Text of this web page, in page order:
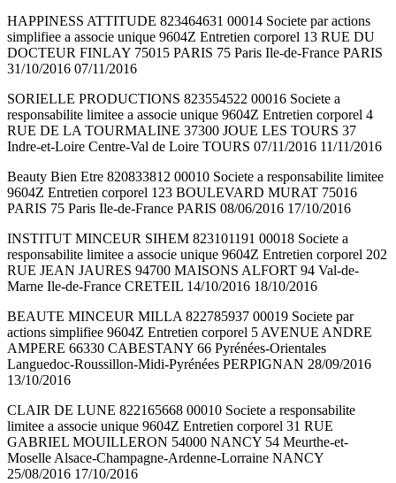
HAPPINESS ATTITUDE 823464631 00014 Societe par actions
simplifiee a associe unique 9604Z Entretien corporel 13 RUE DU
DOCTEUR FINLAY 75015 PARIS 75 Paris Ile-de-France PARIS
31/10/2016 07/11/2016
SORIELLE PRODUCTIONS 823554522 00016 Societe a
responsabilite limitee a associe unique 9604Z Entretien corporel 4
RUE DE LA TOURMALINE 37300 JOUE LES TOURS 37
Indre-et-Loire Centre-Val de Loire TOURS 07/11/2016 11/11/2016
Beauty Bien Etre 820833812 00010 Societe a responsabilite limitee
9604Z Entretien corporel 123 BOULEVARD MURAT 75016
PARIS 75 Paris Ile-de-France PARIS 08/06/2016 17/10/2016
INSTITUT MINCEUR SIHEM 823101191 00018 Societe a
responsabilite limitee a associe unique 9604Z Entretien corporel 202
RUE JEAN JAURES 94700 MAISONS ALFORT 94 Val-de-
Marne Ile-de-France CRETEIL 14/10/2016 18/10/2016
BEAUTE MINCEUR MILLA 822785937 00019 Societe par
actions simplifiee 9604Z Entretien corporel 5 AVENUE ANDRE
AMPERE 66330 CABESTANY 66 Pyrénées-Orientales
Languedoc-Roussillon-Midi-Pyrénées PERPIGNAN 28/09/2016
13/10/2016
CLAIR DE LUNE 822165668 00010 Societe a responsabilite
limitee a associe unique 9604Z Entretien corporel 31 RUE
GABRIEL MOUILLERON 54000 NANCY 54 Meurthe-et-
Moselle Alsace-Champagne-Ardenne-Lorraine NANCY
25/08/2016 17/10/2016